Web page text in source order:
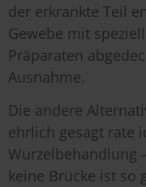
der erkrankte Teil
Gewebe mit
Präparaten
Ausnahme.
Die andere
ehrlich gesagt rate
Wurzelbehandlung
keine Brücke ist so